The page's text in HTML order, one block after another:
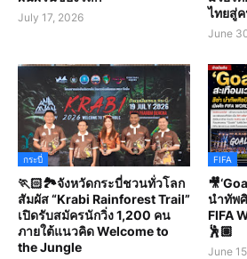
July 17, 2026
ไทยสู่
June
กระบี่
🏃🏻🏞️จังหวัดกระบี่ชวนทั่วโลก
สัมผัส “Krabi Rainforest Trail”
เปิดรับสมัครนักวิ่ง 1,200 คน
ภายใต้แนวคิด Welcome to
the Jungle
FIFA
นำทัพ
FIFA
🕺🏽
June